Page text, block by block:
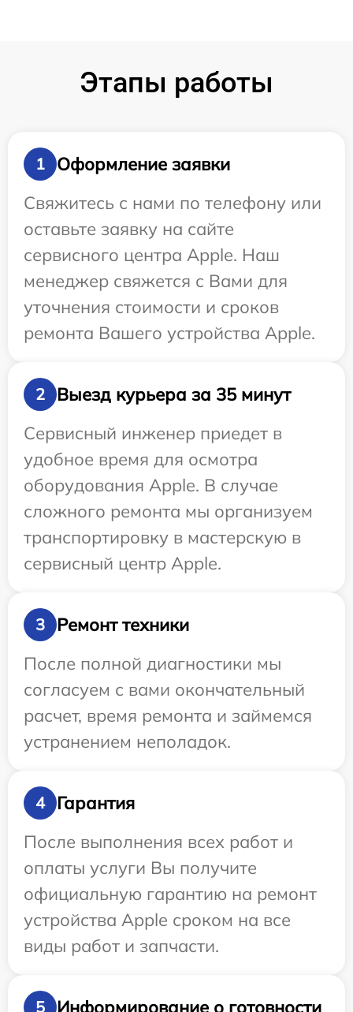
Этапы работы
1
Оформление заявки
Свяжитесь с нами по телефону или
оставьте заявку на сайте
сервисного центра Apple. Наш
менеджер свяжется с Вами для
уточнения стоимости и сроков
ремонта Вашего устройства Apple.
2
Выезд курьера за 35 минут
Сервисный инженер приедет в
удобное время для осмотра
оборудования Apple. В случае
сложного ремонта мы организуем
транспортировку в мастерскую в
сервисный центр Apple.
3
Ремонт техники
После полной диагностики мы
согласуем с вами окончательный
расчет, время ремонта и займемся
устранением неполадок.
4
Гарантия
После выполнения всех работ и
оплаты услуги Вы получите
официальную гарантию на ремонт
устройства Apple сроком на все
виды работ и запчасти.
5 Информирование о готовности